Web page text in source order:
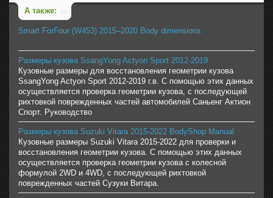
А также:
Smart ForFour (W453) 2015–2020 Body dimensions
Размеры кузова SsangYong Actyon Sport 2012-2019
Кузовные размеры для восстановления геометрии кузова
SsangYong Actyon Sport 2012-2019 г.в. С помощью этих данных
осуществляется проверка геометрии кузова, с последующей
рихтовкой поврежденных частей автомобилей Саньенг Актион
Спорт. Руководство
Размеры кузова Suzuki Vitara 2015-2022 BodyShop Manual
Кузовные размеры Suzuki Vitara 2015-2022 для проверки и
восстановления геометрии кузова. С помощью этих данных
осуществляется проверка геометрии кузова с колесной
формулой 2WD и 4WD, с последующей рихтовкой
поврежденных частей Сузуки Витара.